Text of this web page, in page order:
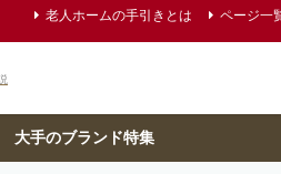
老人ホームの手引きとは ページ一
大手のブランド特集